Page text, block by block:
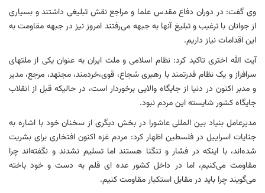
وی گفت: در دوران دفاع مقدس علما و مراجع نقش تبلیغی داشتند و بسیاری
از جوانان با ترغیب و تبلیغ آنها به جبهه می‌رفتند امروز نیز در جبهه مقاومت به
این اقدامات نیاز داریم.
آیت الله اختری تاکید کرد: نظام اسلامی و ملت ایران به عنوان یکی از ملتهای
سرافراز و یک نظام قدرتمند با رهبری شجاع، قوی،خردمند، مجتهد، مرجع، مدیر
و مدبر اکنون در دنیا از جایگاه والایی برخوردار است، در حالیکه قبل از انقلاب
جایگاه کشور شایسته این مردم نبود.
مدیرعامل بنیاد بین المللی عاشورا در بخش دیگری از سخنان خود با اشاره به
جنایات اسراییل در فلسطین اظهار کرد: مردم غزه اکنون افتخاری برای بشریت
شده‌اند، با اینکه در فشار و تنگنا هستند اما تسلیم نشدند و نگفته‌اند چرا
مقاومت می‌کنیم، اما در داخل کشور عده ای قلم به دست و خود باخته
می‌گویند چرا باید در مقابل استکبار مقاومت کنیم.